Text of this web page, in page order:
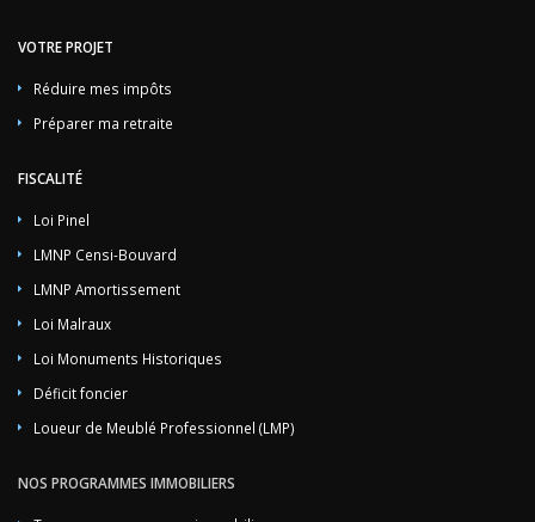
VOTRE PROJET
Réduire mes impôts
Préparer ma retraite
FISCALITÉ
Loi Pinel
LMNP Censi-Bouvard
LMNP Amortissement
Loi Malraux
Loi Monuments Historiques
Déficit foncier
Loueur de Meublé Professionnel (LMP)
NOS PROGRAMMES IMMOBILIERS